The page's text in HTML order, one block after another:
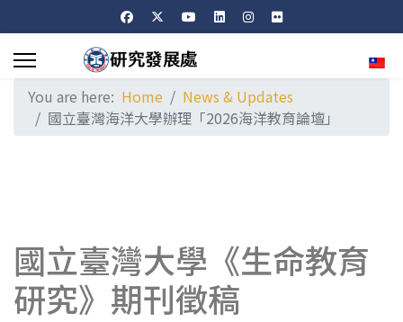
You are here: Home
News & Updates
國立臺灣海洋大學辦理「2026海洋教育論壇」
國立臺灣大學《生命教育
研究》期刊徵稿